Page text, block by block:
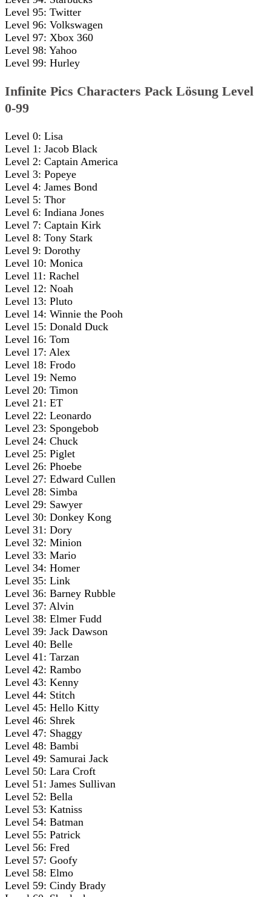
Level 95: Twitter
Level 96: Volkswagen
Level 97: Xbox 360
Level 98: Yahoo
Level 99: Hurley
Infinite Pics Characters Pack Lösung Level
0-99
Level 0: Lisa
Level 1: Jacob Black
Level 2: Captain America
Level 3: Popeye
Level 4: James Bond
Level 5: Thor
Level 6: Indiana Jones
Level 7: Captain Kirk
Level 8: Tony Stark
Level 9: Dorothy
Level 10: Monica
Level 11: Rachel
Level 12: Noah
Level 13: Pluto
Level 14: Winnie the Pooh
Level 15: Donald Duck
Level 16: Tom
Level 17: Alex
Level 18: Frodo
Level 19: Nemo
Level 20: Timon
Level 21: ET
Level 22: Leonardo
Level 23: Spongebob
Level 24: Chuck
Level 25: Piglet
Level 26: Phoebe
Level 27: Edward Cullen
Level 28: Simba
Level 29: Sawyer
Level 30: Donkey Kong
Level 31: Dory
Level 32: Minion
Level 33: Mario
Level 34: Homer
Level 35: Link
Level 36: Barney Rubble
Level 37: Alvin
Level 38: Elmer Fudd
Level 39: Jack Dawson
Level 40: Belle
Level 41: Tarzan
Level 42: Rambo
Level 43: Kenny
Level 44: Stitch
Level 45: Hello Kitty
Level 46: Shrek
Level 47: Shaggy
Level 48: Bambi
Level 49: Samurai Jack
Level 50: Lara Croft
Level 51: James Sullivan
Level 52: Bella
Level 53: Katniss
Level 54: Batman
Level 55: Patrick
Level 56: Fred
Level 57: Goofy
Level 58: Elmo
Level 59: Cindy Brady